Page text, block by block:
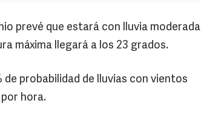
prevé que estará con lluvia moderada
máxima llegará a los 23 grados.
de probabilidad de lluvias con vientos
hora.